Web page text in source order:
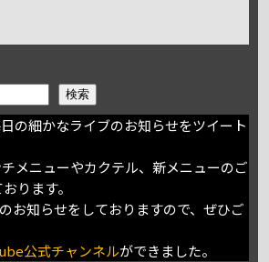
検索
の細かなライブのお知らせをツイート
メニューやカクテル、新メニューのご
ります。
お知らせをしておりますので、ぜひご
公式チャンネルができました。